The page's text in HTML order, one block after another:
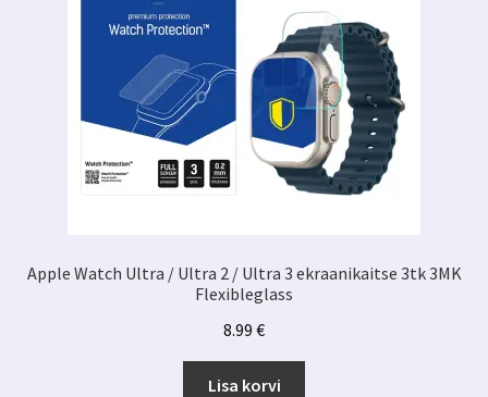
Apple Watch Ultra / Ultra 2 / Ultra 3 ekraanikaitse 3tk 3MK
Flexibleglass
8.99 €
Lisa korvi